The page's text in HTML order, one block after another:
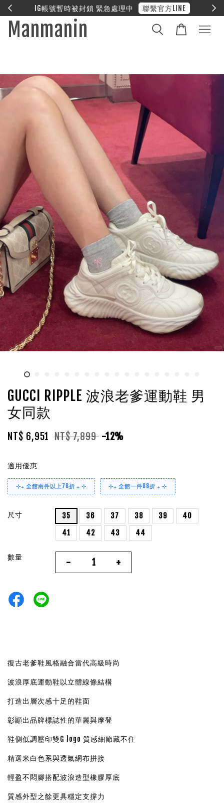
❤︎ 全館滿兩萬享免運
Manmanin
GUCCI RIPPLE 波浪老爹運動鞋 男
女同款
NT$ 6,951 NT$ 7,899 -12%
適用優惠
⊹₊ 全館兩件以上78折 ₊ ⊹ ⊹₊ 全館一件88折 ₊ ⊹
尺寸 35 36 37 38 39
40
41
42 43 44
數量 - +
復古老爹鞋風格融合當代高級時尚
波浪厚底運動鞋以立體線條結構
打造出層次感十足的鞋面
彰顯出品牌標誌性的華麗與摩登
鞋側低調壓印雙G logo 質感細節藏不住
精選米白色系與透氣網布拼接
輕盈不悶腳搭配波浪造型橡膠厚底
質感外型之餘更具穩定支撐力